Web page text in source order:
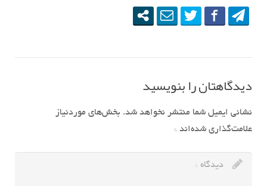
دیدگاهتان را بنویسید
نشانی ایمیل شما منتشر نخواهد شد. بخش‌های موردنیاز
علامت‌گذاری شده‌اند *